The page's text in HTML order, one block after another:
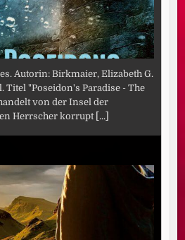
Autorin: Birkmaier, Elizabeth G.
Titel "Poseidon's Paradise - The
von der Insel der
Herrscher korrupt [...]